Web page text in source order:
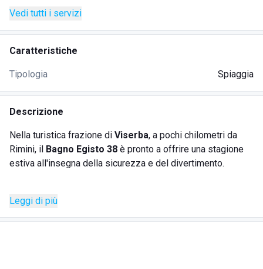
Vedi tutti i servizi
Caratteristiche
Tipologia Spiaggia
Descrizione
Nella turistica frazione di Viserba, a pochi chilometri da
Rimini, il Bagno Egisto 38 è pronto a offrire una stagione
estiva all'insegna della sicurezza e del divertimento.
bagnini, offre ai propri clienti un servizio di accoglienza a 5
stelle:
Leggi di più